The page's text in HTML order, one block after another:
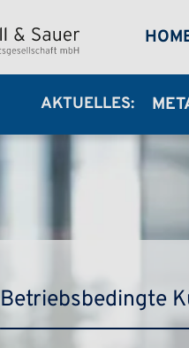
AKTUELLES:
Betriebsbedingte